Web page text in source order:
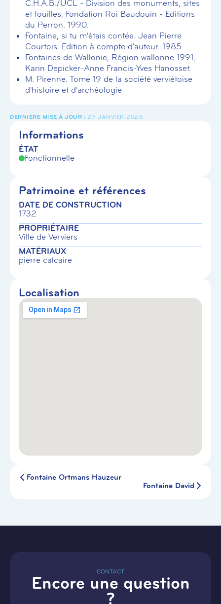
C.H.A.B./UCL - Division des monuments, sites
et fouilles, Fondation Roi Baudouin - Editions
du Perron. 1990.
Fontaine, si tu m'étais contée. Jean Pierre
Courtois. Edition à compte d'auteur. 1985
Fontaines de Wallonie, Région wallonne 1991,
Karin Depicker-Anne Francis-Yves Hanosset.
M. Pirenne. Tome 19 de la société verviétoise
d'histoire et d'archéologie
29 JANVIER 2026
Informations
ÉTAT
Fonctionnelle
Patrimoine et références
DATE DE CONSTRUCTION
1732
PROPRIÉTAIRE
Ville de Verviers
MATÉRIAUX
pierre calcaire
Localisation
Fontaine Ortmans Hauzeur
Fontaine David
CONTACT
Encore une question
?